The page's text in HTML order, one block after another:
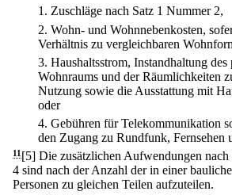
1. Zuschläge nach Satz 1 Nummer 2,
2. Wohn- und Wohnnebenkosten,
Verhältnis zu vergleichbaren
3. Haushaltsstrom, Instandhaltung des
Wohnraums und der Räumlichkeiten
Nutzung sowie die Ausstattung mit
oder
4. Gebühren für Telekommunikation
den Zugang zu Rundfunk, Fernsehen
11[5] Die zusätzlichen Aufwendungen
4 sind nach der Anzahl der in einer
Personen zu gleichen Teilen aufzuteilen.